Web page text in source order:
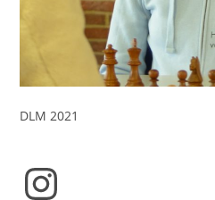
DLM 2021
Instagram